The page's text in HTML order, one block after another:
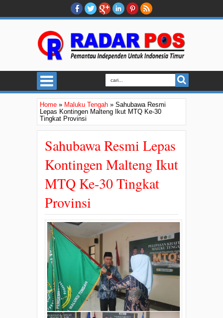
Home » Maluku Tengah » Sahubawa Resmi
Lepas Kontingen Malteng Ikut MTQ Ke-30
Tingkat Provinsi
Sahubawa Resmi Lepas
Kontingen Malteng Ikut
MTQ Ke-30 Tingkat
Provinsi